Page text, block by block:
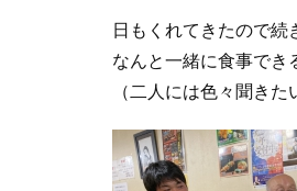
日もくれてきたので続
なんと一緒に食事でき
（二人には色々聞き